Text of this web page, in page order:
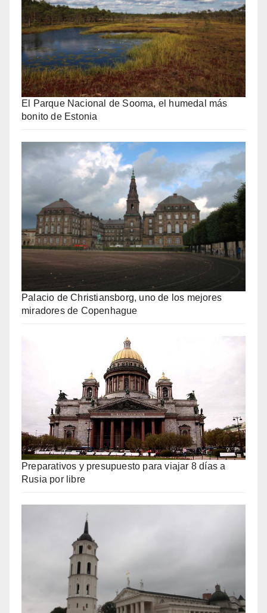
El Parque Nacional de Sooma, el humedal más
bonito de Estonia
Palacio de Christiansborg, uno de los mejores
miradores de Copenhague
Preparativos y presupuesto para viajar 8 días a
Rusia por libre